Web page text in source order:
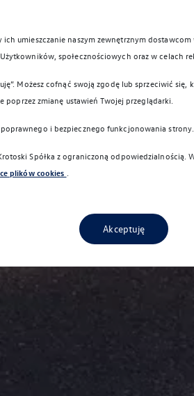
umieszczanie naszym zewnętrznym
społecznościowych oraz w celach
Możesz cofnąć swoją zgodę lub sprzeciwić się,
zmianę ustawień Twojej przeglądarki.
i bezpiecznego funkcjonowania strony.
Spółka z ograniczoną odpowiedzialnością.
plików cookies .
Akceptuję